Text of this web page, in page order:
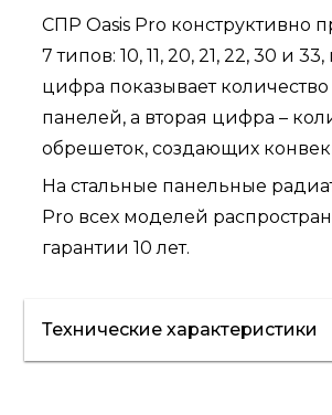
СПР Oasis Pro конструктивно
7 типов: 10, 11, 20, 21, 22, 30 и
цифра показывает количество
панелей, а вторая цифра –
обрешеток, создающих
На стальные панельные
Pro всех моделей
гарантии 10 лет.
Технические характеристики